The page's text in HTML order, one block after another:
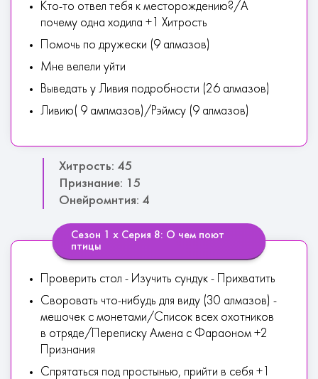
Кто-то отвел тебя к месторождению?/А
почему одна ходила +1 Хитрость
Помочь по дружески (9 алмазов)
Мне велели уйти
Выведать у Ливия подробности (26 алмазов)
Ливию( 9 амлмазов)/Рэймсу (9 алмазов)
Хитрость: 45
Признание: 15
Онейромнтия: 4
Сезон 1 х Серия 8: О чем поют
птицы
Проверить стол - Изучить сундук - Прихватить
Своровать что-нибудь для виду (30 алмазов) -
мешочек с монетами/Список всех охотников
в отряде/Переписку Амена с Фараоном +2
Признания
Спрятаться под простынью, прийти в себя +1